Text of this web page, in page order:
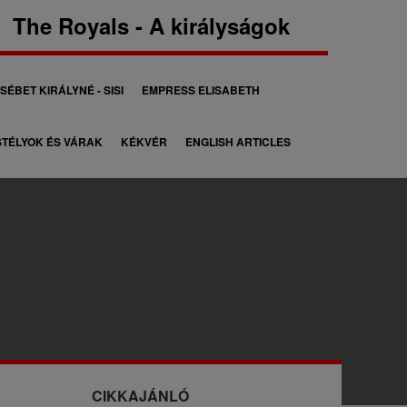
The Royals - A királyságok
KIRÁLYNÉ - SISI EMPRESS ELISABETH
ÉS VÁRAK KÉKVÉR ENGLISH ARTICLES
CIKKAJÁNLÓ